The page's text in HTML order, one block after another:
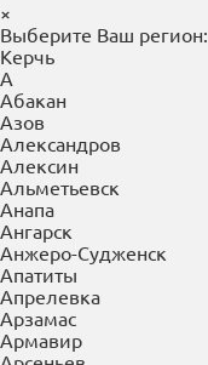
×
Выберите Ваш регион:
Керчь
А
Абакан
Азов
Александров
Алексин
Альметьевск
Анапа
Ангарск
Анжеро-Судженск
Апатиты
Апрелевка
Арзамас
Армавир